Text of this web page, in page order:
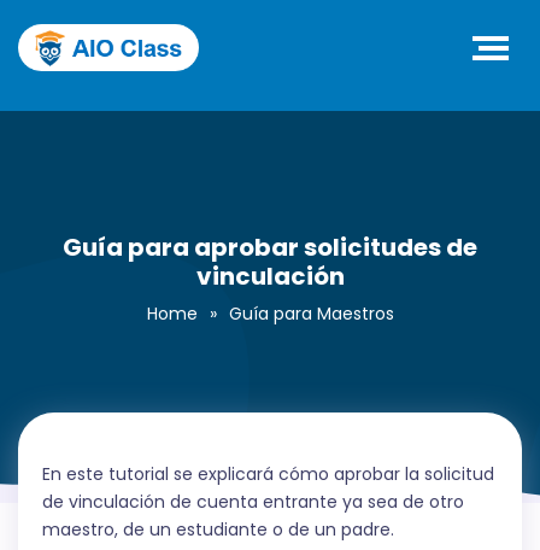
Guía para aprobar solicitudes de
vinculación
Home » Guía para Maestros
En este tutorial se explicará cómo aprobar la solicitud
de vinculación de cuenta entrante ya sea de otro
maestro, de un estudiante o de un padre.